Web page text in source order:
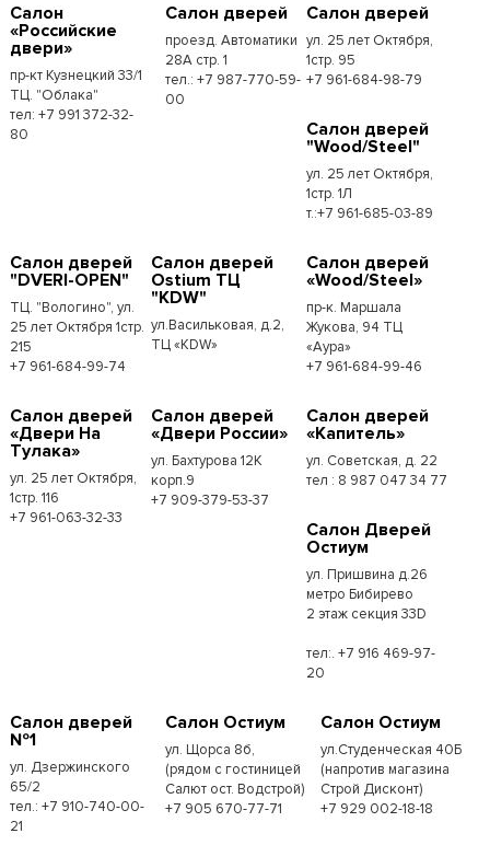
Салон
«Российские
двери»
пр-кт Кузнецкий 33/1
ТЦ. "Облака"
тел: +7 991 372-32-
80
Салон дверей
проезд. Автоматики
28А стр. 1
тел.: +7 987-770-59-
00
Салон дверей
ул. 25 лет Октября,
1стр. 95
+7 961-684-98-79
Салон дверей
"Wood/Steel"
ул. 25 лет Октября,
1стр. 1Л
т.:+7 961-685-03-89
Салон дверей
"DVERI-OPEN"
ТЦ. "Вологино", ул.
25 лет Октября 1стр.
215
+7 961-684-99-74
Салон дверей
Ostium ТЦ
"KDW"
ул.Васильковая, д.2,
ТЦ «KDW»
Салон дверей
«Wood/Steel»
пр-к. Маршала
Жукова, 94 ТЦ
«Аура»
+7 961-684-99-46
Салон дверей
«Двери На
Тулака»
ул. 25 лет Октября,
1стр. 116
+7 961-063-32-33
Салон дверей
«Двери России»
ул. Бахтурова 12К
корп.9
+7 909-379-53-37
Салон дверей
«Капитель»
ул. Советская, д. 22
тел : 8 987 047 34 77
Салон Дверей
Остиум
ул. Пришвина д.26
метро Бибирево
2 этаж секция 33D
тел:. +7 916 469-97-
20
Салон дверей
№1
ул. Дзержинского
65/2
тел.: +7 910-740-00-
21
Салон Остиум
ул. Щорса 8б,
(рядом с гостиницей
Салют ост. Водстрой)
+7 905 670-77-71
Салон Остиум
ул.Студенческая 40Б
(напротив магазина
Строй Дисконт)
+7 929 002-18-18